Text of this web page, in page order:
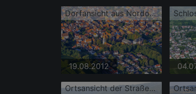
Dorfansicht aus Nordosten mit Kirche St. Johannes Baptist und Schloss Wiser
19.08.2012
Ortsansicht der Straßen und Häuser der Wohngebiete